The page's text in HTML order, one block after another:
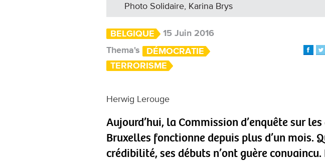
Photo Solidaire, Karina Brys
BELGIQUE
15 Juin 2016
Thema's
DÉMOCRATIE
TERRORISME
Herwig Lerouge
Aujourd’hui, la Commission d’enquête sur
Bruxelles fonctionne depuis plus d’un mois.
crédibilité, ses débuts n’ont guère